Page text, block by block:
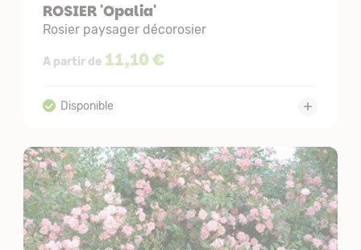
ROSIER 'Opalia'
Rosier paysager décorosier
A partir de 11,10 €